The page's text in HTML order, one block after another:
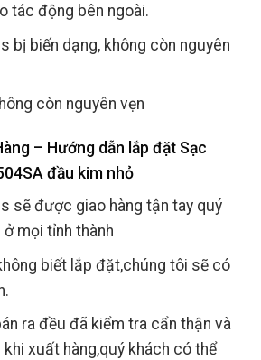
tác động bên ngoài.
bị biến dạng, không còn nguyên
còn nguyên vẹn
– Hướng dẫn lắp đặt Sạc
đầu kim nhỏ
sẽ được giao hàng tận tay quý
mọi tỉnh thành
biết lắp đặt,chúng tôi sẽ có
ra đều đã kiểm tra cẩn thận và
xuất hàng,quý khách có thể